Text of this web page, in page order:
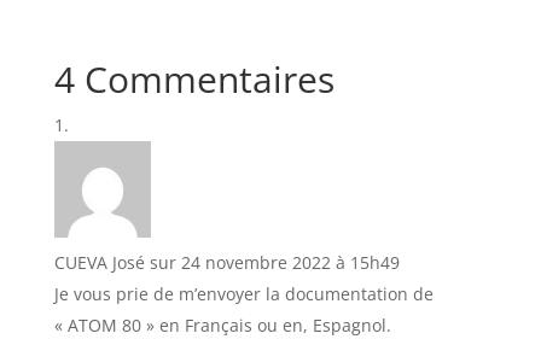
4 Commentaires
CUEVA José sur 24 novembre 2022 à 15h49
Je vous prie de m’envoyer la documentation de
« ATOM 80 » en Français ou en, Espagnol.